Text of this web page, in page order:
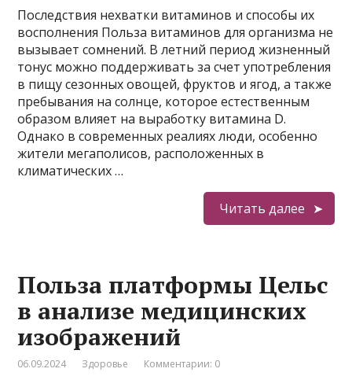
Последствия нехватки витаминов и способы их
восполнения Польза витаминов для организма не
вызывает сомнений. В летний период жизненный
тонус можно поддерживать за счет употребления
в пищу сезонных овощей, фруктов и ягод, а также
пребывания на солнце, которое естественным
образом влияет на выработку витамина D.
Однако в современных реалиях люди, особенно
жители мегаполисов, расположенных в
климатических …
Читать далее
Польза платформы Цельс
в анализе медицинских
изображений
06.09.2024 Здоровье Комментарии: 0